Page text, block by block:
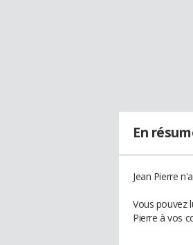
En
Jean Pierre
Vous pouvez
Pierre à vos